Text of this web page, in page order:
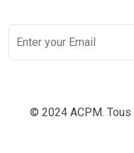
© 2024 ACPM.